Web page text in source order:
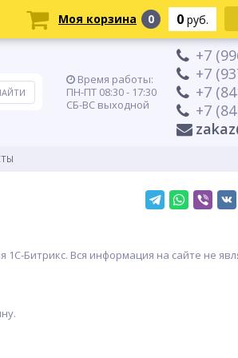
Время работы:
ПН-ПТ 08:30 - 17:30
СБ-ВС выходной
+7
+7
+7
+7
Битрикс. Вся информация на сайте не
Моя корзина 0 0 руб.